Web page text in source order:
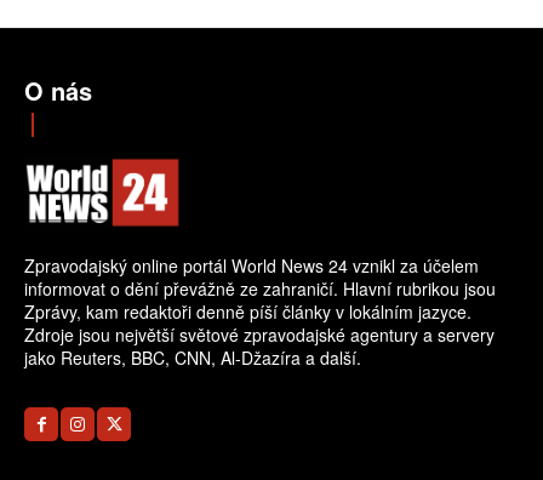
O nás
Zpravodajský online portál World News 24 vznikl za účelem
informovat o dění převážně ze zahraničí. Hlavní rubrikou jsou
Zprávy, kam redaktoři denně píší články v lokálním jazyce.
Zdroje jsou největší světové zpravodajské agentury a servery
jako Reuters, BBC, CNN, Al-Džazíra a další.